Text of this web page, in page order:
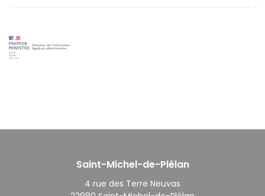
Saint-Michel-de-Plélan
4 rue des Terre Neuvas